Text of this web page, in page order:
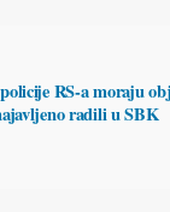
RS-a moraju
radili u SBK